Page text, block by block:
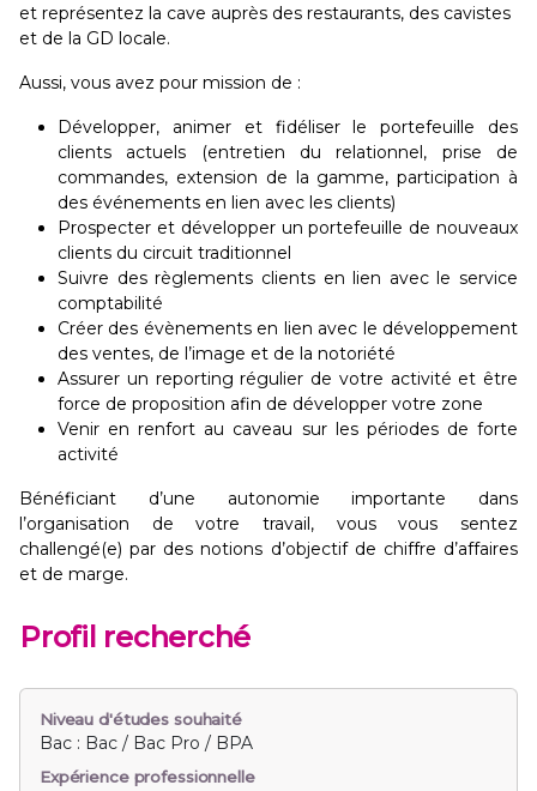
et représentez la cave auprès des restaurants, des cavistes
et de la GD locale.
Aussi, vous avez pour mission de :
Développer, animer et fidéliser le portefeuille des
clients actuels (entretien du relationnel, prise de
commandes, extension de la gamme, participation à
des événements en lien avec les clients)
Prospecter et développer un portefeuille de nouveaux
clients du circuit traditionnel
Suivre des règlements clients en lien avec le service
comptabilité
Créer des évènements en lien avec le développement
des ventes, de l’image et de la notoriété
Assurer un reporting régulier de votre activité et être
force de proposition afin de développer votre zone
Venir en renfort au caveau sur les périodes de forte
activité
Bénéficiant d’une autonomie importante dans
l’organisation de votre travail, vous vous sentez
challengé(e) par des notions d’objectif de chiffre d’affaires
et de marge.
Profil recherché
Niveau d'études souhaité
Bac : Bac / Bac Pro / BPA
Expérience professionnelle